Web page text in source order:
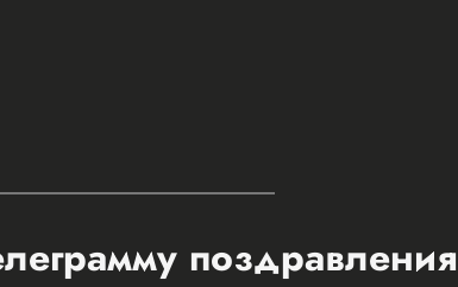
поздравления